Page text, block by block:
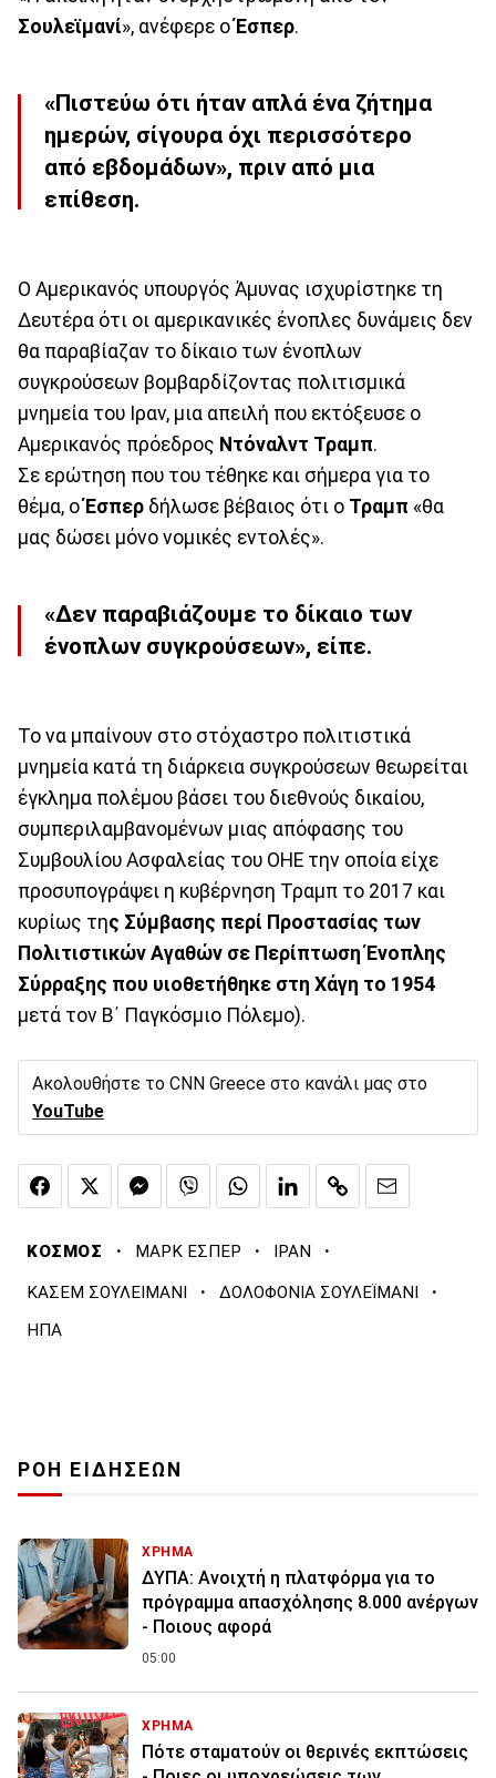
Σουλεϊμανί», ανέφερε οΈσπερ.
«Πιστεύω ότι ήταν απλά ένα ζήτημα
ημερών, σίγουρα όχι περισσότερο
από εβδομάδων», πριν από μια
επίθεση.
Ο Αμερικανός υπουργός Άμυνας ισχυρίστηκε τη
Δευτέρα ότι οι αμερικανικές ένοπλες δυνάμεις δεν
θα παραβίαζαν το δίκαιο των ένοπλων
συγκρούσεων βομβαρδίζοντας πολιτισμικά
μνημεία του Ιραν, μια απειλή που εκτόξευσε ο
Αμερικανός πρόεδρος Ντόναλντ Τραμπ.
Σε ερώτηση που του τέθηκε και σήμερα για το
θέμα, οΈσπερ δήλωσε βέβαιος ότι ο Τραμπ «θα
μας δώσει μόνο νομικές εντολές».
«Δεν παραβιάζουμε το δίκαιο των
ένοπλων συγκρούσεων», είπε.
Το να μπαίνουν στο στόχαστρο πολιτιστικά
μνημεία κατά τη διάρκεια συγκρούσεων θεωρείται
έγκλημα πολέμου βάσει του διεθνούς δικαίου,
συμπεριλαμβανομένων μιας απόφασης του
Συμβουλίου Ασφαλείας του ΟΗΕ την οποία είχε
προσυπογράψει η κυβέρνηση Τραμπ το 2017 και
κυρίως της Σύμβασης περί Προστασίας των
Πολιτιστικών Αγαθών σε Περίπτωση Ένοπλης
Σύρραξης που υιοθετήθηκε στη Χάγη το 1954
μετά τον Β΄ Παγκόσμιο Πόλεμο).
Ακολουθήστε το CNN Greece στο κανάλι μας στο
YouTube
ΚΟΣΜΟΣ · ΜΑΡΚ ΕΣΠΕΡ · ΙΡΑΝ ·
ΚΑΣΕΜ ΣΟΥΛΕΙΜΑΝΙ · ΔΟΛΟΦΟΝΙΑ ΣΟΥΛΕΪΜΑΝΙ ·
ΗΠΑ
ΡΟΗ ΕΙΔΗΣΕΩΝ
ΧΡΗΜΑ
ΔΥΠΑ: Ανοιχτή η πλατφόρμα για το
πρόγραμμα απασχόλησης 8.000 ανέργων
- Ποιους αφορά
05:00
ΧΡΗΜΑ
Πότε σταματούν οι θερινές εκπτώσεις